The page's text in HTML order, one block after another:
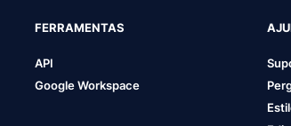
FERRAMENTAS
API
Google Workspace